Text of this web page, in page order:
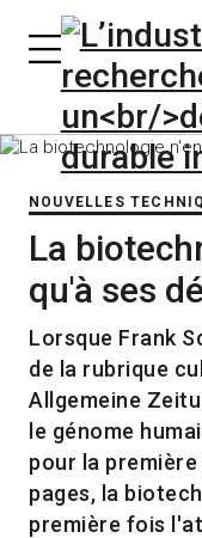
NOUVELLES
La
qu'à ses
Lorsque Frank
de la rubrique
Allgemeine
le génome
pour la
pages, la
première fois